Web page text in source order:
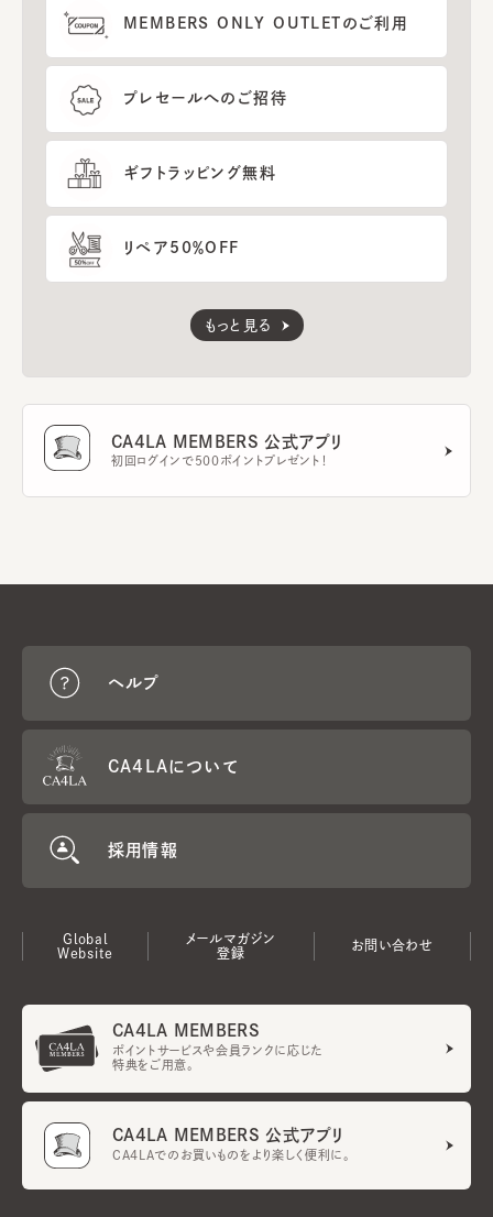
MEMBERS ONLY OUTLETのご利用
プレセールへのご招待
ギフトラッピング無料
リペア50％OFF
もっと見る
CA4LA MEMBERS 公式アプリ
初回ログインで500ポイントプレゼント！
ヘルプ
CA4LAについて
採用情報
Global
Website
メールマガジン
登録
お問い合わせ
CA4LA MEMBERS
ポイントサービスや会員ランクに応じた
特典をご用意。
CA4LA MEMBERS 公式アプリ
CA4LAでのお買いものをより楽しく便利に。